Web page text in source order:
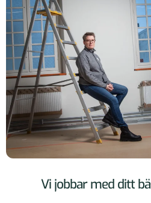
Vi jobbar med ditt